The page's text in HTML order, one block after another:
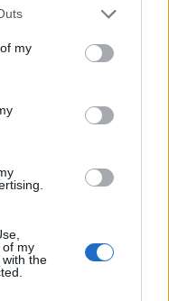
one or more Google
You may click to
third-party tags to
in below Google
my
of my
the
időre
október és kicsit
elől ...